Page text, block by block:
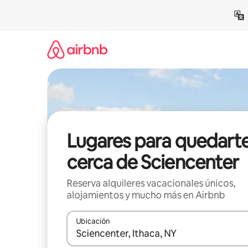
Lugares para
cerca de Sciencenter
Reserva alquileres vacacionales únicos,
alojamientos y mucho más en Airbnb
Ubicación
Cuando los resultados estén disponibles,